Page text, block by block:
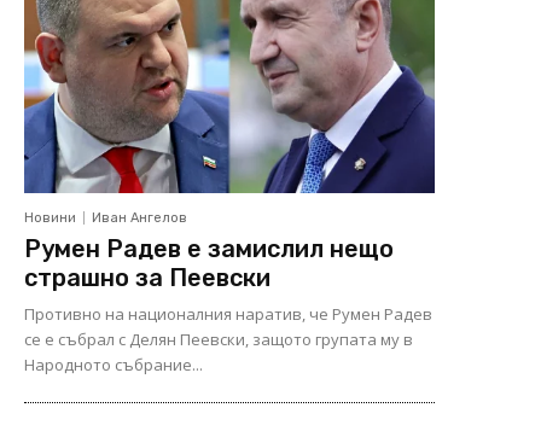
Новини Иван Ангелов
Румен Радев е замислил нещо
страшно за Пеевски
Противно на националния наратив, че Румен Радев
се е събрал с Делян Пеевски, защото групата му в
Народното събрание...